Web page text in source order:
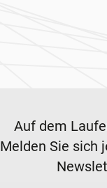
Newsletter
Auf dem
Melden Sie sich